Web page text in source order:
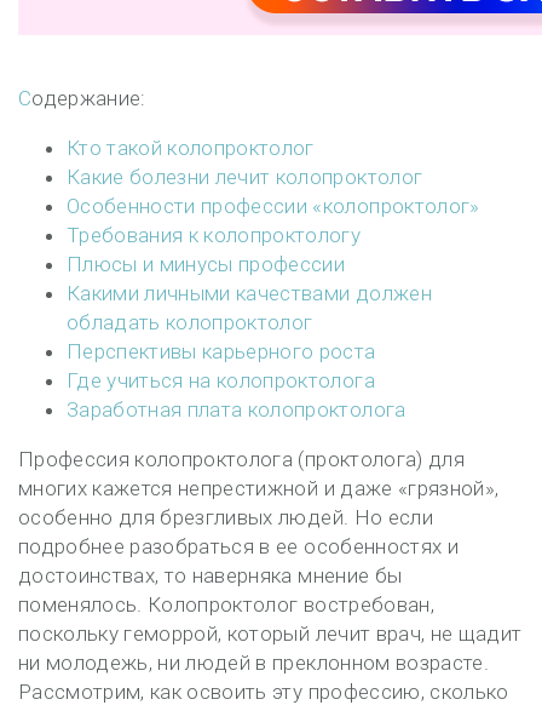
Содержание:
Кто такой колопроктолог
Какие болезни лечит колопроктолог
Особенности профессии «колопроктолог»
Требования к колопроктологу
Плюсы и минусы профессии
Какими личными качествами должен
обладать колопроктолог
Перспективы карьерного роста
Где учиться на колопроктолога
Заработная плата колопроктолога
Профессия колопроктолога (проктолога) для
многих кажется непрестижной и даже «грязной»,
особенно для брезгливых людей. Но если
подробнее разобраться в ее особенностях и
достоинствах, то наверняка мнение бы
поменялось. Колопроктолог востребован,
поскольку геморрой, который лечит врач, не щадит
ни молодежь, ни людей в преклонном возрасте.
Рассмотрим, как освоить эту профессию, сколько